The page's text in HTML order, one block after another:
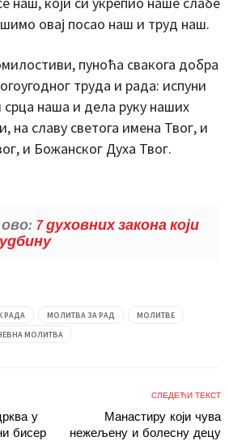
овај посао наш и труд наш.
пуноћа свакога добра
труда и рада: испуни
наша и дела руку наших
на славу светога имена Твог, и
и Божанског Духа Твог.
7 духовних закона који
РАДА МОЛИТВА ЗА РАД
МОЛИТВЕ
МОЛИТВА
у
бисер
СЛЕДЕЋИ ТЕКСТ
Манастиру који чува
нежељену и болесну децу